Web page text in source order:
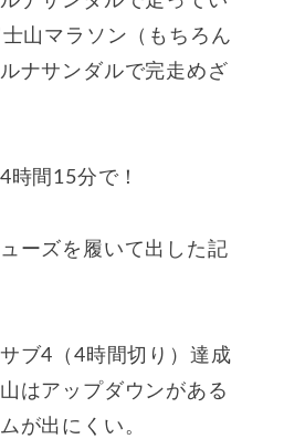
山マラソン（もちろん
ナサンダルで完走めざ
時間15分で！
ーズを履いて出した記
ブ4（4時間切り）達成
はアップダウンがある
が出にくい。